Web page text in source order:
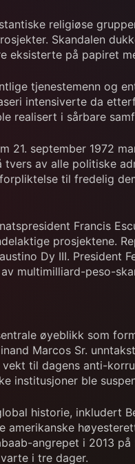
religiøse
Skandalen
eksisterte på papiret
tjenestemenn og
intensiverte da
realisert i sårbare
21. september 1972
av alle politiske
til fredelig
Francis
prosjektene.
Dy III. President
multimilliard-peso-
øyeblikk som
Marcos Sr.
til dagens anti-
institusjoner ble
historie, inkludert
angrepet i 2013
i tre dager.